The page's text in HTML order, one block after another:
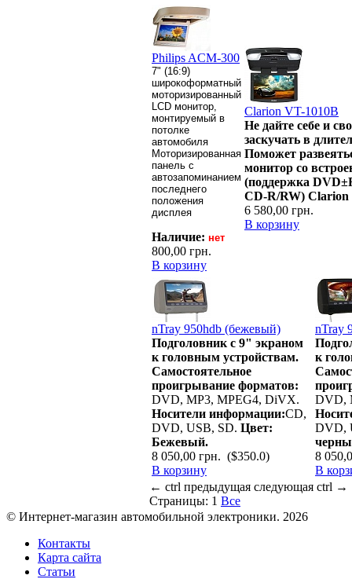
Philips ACM-300
7" (16:9)
широкоформатный
моторизированный
LCD монитор,
монтируемый в
потолке
автомобиля
Моторизированная
панель с
автозапоминанием
последнего
положения
дисплея
Наличие: нет
800,00 грн.
В корзину
Clarion VT-1010B
Не дайте себе и
заскучать в
Поможет
монитор со
(поддержка
CD-R/RW) Clarion
6 580,00 грн.
В корзину
nTray 950hdb (бежевый)
Подголовник с 9" экраном
к головным устройствам.
Cамостоятельное
проигрывание форматов:
DVD, MP3, MPEG4, DiVX.
Носители информации:CD,
DVD, USB, SD. Цвет:
Бежевый.
8 050,00 грн. ($350.0)
В корзину
nTray
к
DVD,
DVD,
8
В
← ctrl предыдущая следующая ctrl →
Страницы: 1 Все
© Интернет-магазин автомобильной электроники. 2026
Контакты
Карта сайта
Статьи